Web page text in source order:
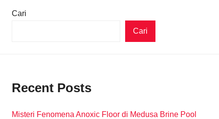
Cari
Cari
Recent Posts
Misteri Fenomena Anoxic Floor di Medusa Brine Pool